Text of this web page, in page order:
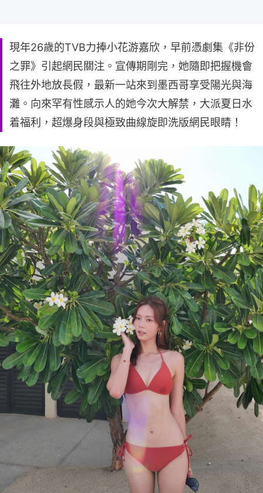
現年26歲的TVB力捧小花游嘉欣，早前憑劇集《非份
之罪》引起網民關注。宣傳期剛完，她隨即把握機會
飛往外地放長假，最新一站來到墨西哥享受陽光與海
灘。向來罕有性感示人的她今次大解禁，大派夏日水
着福利，超爆身段與極致曲線旋即洗版網民眼睛！